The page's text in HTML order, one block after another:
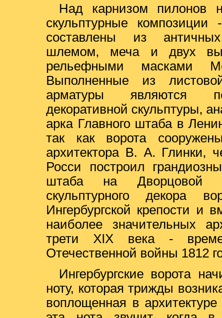
Над карнизом пилонов
скульптурные
составлены из античных
шлемом, меча и двух
рельефными масками
Выполненные из
арматуры являются
декоративной скульптуры,
арка Главного штаба в
так как ворота
архитектора В. А. Глинки,
Росси построил
штаба на Дворцовой
скульптурного декора
Ингербургской крепости и
наиболее значительных
трети XIX века -
Отечественной войны 1812
Ингербургские ворота
ноту, которая трижды
воплощенная в